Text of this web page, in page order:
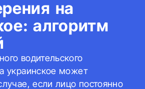
на
алгоритм
водительского
украинское может
если лицо постоянно